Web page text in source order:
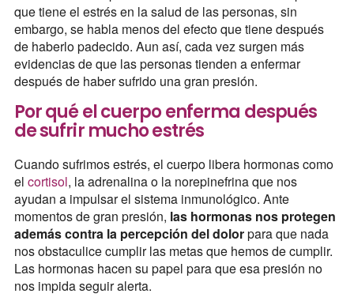
que tiene el estrés en la salud de las personas, sin
embargo, se habla menos del efecto que tiene después
de haberlo padecido. Aun así, cada vez surgen más
evidencias de que las personas tienden a enfermar
después de haber sufrido una gran presión.
Por qué el cuerpo enferma después
de sufrir mucho estrés
Cuando sufrimos estrés, el cuerpo libera hormonas como
el cortisol, la adrenalina o la norepinefrina que nos
ayudan a impulsar el sistema inmunológico. Ante
momentos de gran presión, las hormonas nos protegen
además contra la percepción del dolorpara que nada
nos obstaculice cumplir las metas que hemos de cumplir.
Las hormonas hacen su papel para que esa presión no
nos impida seguir alerta.